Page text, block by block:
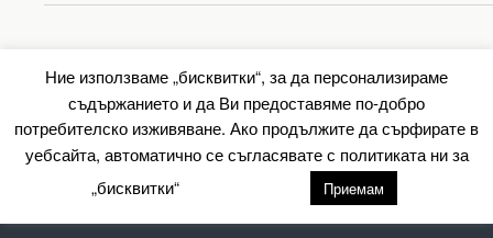
Back to top
Mobile Desktop
All content Copyright Барометър.нет
Ние използваме „бисквитки“, за да персонализираме
съдържанието и да Ви предоставяме по-добро
потребителско изживяване. Ако продължите да сърфирате в
уебсайта, автоматично се съгласявате с политиката ни за
„бисквитки“
Приемам